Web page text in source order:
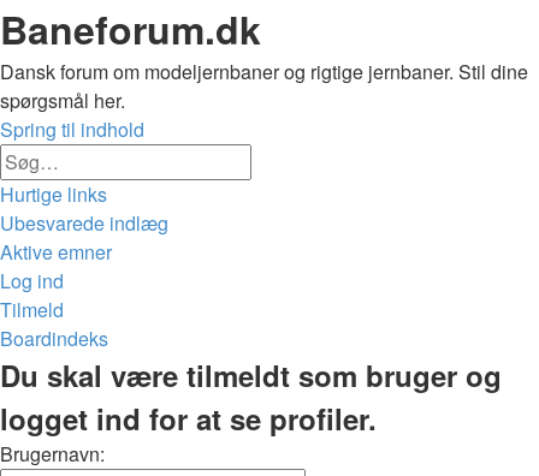
Baneforum.dk
Dansk forum om modeljernbaner og rigtige jernbaner. Stil dine
spørgsmål her.
Spring til indhold
Hurtige links
Ubesvarede indlæg
Aktive emner
Log ind
Tilmeld
Boardindeks
Søg
Du skal være tilmeldt som bruger og
logget ind for at se profiler.
Brugernavn: